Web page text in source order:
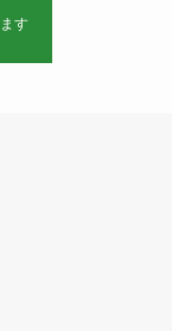
す